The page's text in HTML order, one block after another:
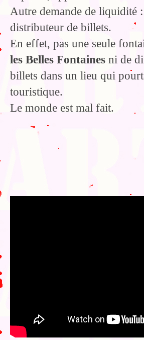
Autre demande de liquidité
distributeur de billets.
En effet, pas une seule
les Belles Fontaines ni de
billets dans un lieu qui
touristique.
Le monde est mal fait.